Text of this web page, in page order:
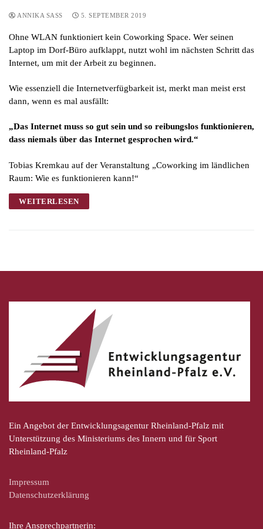
ANNIKA SASS 5. SEPTEMBER 2019
Ohne WLAN funktioniert kein Coworking Space. Wer seinen
Laptop im Dorf-Büro aufklappt, nutzt wohl im nächsten Schritt das
Internet, um mit der Arbeit zu beginnen.
Wie essenziell die Internetverfügbarkeit ist, merkt man meist erst
dann, wenn es mal ausfällt:
„Das Internet muss so gut sein und so reibungslos funktionieren,
dass niemals über das Internet gesprochen wird.“
Tobias Kremkau auf der Veranstaltung „Coworking im ländlichen
Raum: Wie es funktionieren kann!“
WEITERLESEN
Ein Angebot der Entwicklungsagentur Rheinland-Pfalz mit
Unterstützung des Ministeriums des Innern und für Sport
Rheinland-Pfalz
Impressum
Datenschutzerklärung
Ihre Ansprechpartnerin: